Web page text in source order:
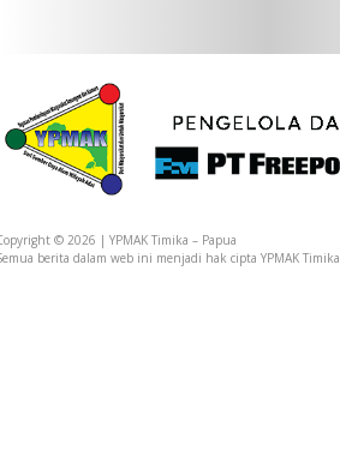
© 2026 | YPMAK Timika – Papua
berita dalam web ini menjadi hak cipta YPMAK Timika